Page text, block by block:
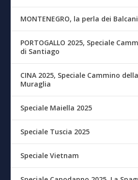
MONTENEGRO, la perla dei Balcani
PORTOGALLO 2025, Speciale
di Santiago
CINA 2025, Speciale Cammino
Muraglia
Speciale Maiella 2025
Speciale Tuscia 2025
Speciale Vietnam